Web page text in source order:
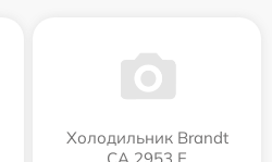
Холодильник Brandt